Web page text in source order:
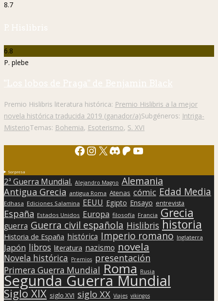
8.7
P. Hislibris
6.8
P. plebe
"Los lobos de Praga" de Benjamin Black
Premio Hislibris literatura histórica: Premio Hislibris a la mejor
novela histórica traducida 2019 (ganador/a)Subgéneros: Intriga-
MisterioTemas: Bohemia, Esoterismo, S. XVI
Facebook
Instagram
X Discord
Patreon
YouTube
Sorpresa
2ª Guerra Mundial. Alejandro Magno Alemania
Antigua Grecia antigua Roma Atenas cómic Edad Media
Edhasa Ediciones Salamina EEUU Egipto Ensayo entrevista
España Estados Unidos Europa filosofía Francia Grecia
guerra Guerra civil española Hislibris historia
Historia de España histórica Imperio romano Inglaterra
Japón libros literatura nazismo novela
Novela histórica Premios presentación
Primera Guerra Mundial Roma Rusia
Segunda Guerra Mundial
Siglo XIX siglo XVI siglo XX Viajes vikingos